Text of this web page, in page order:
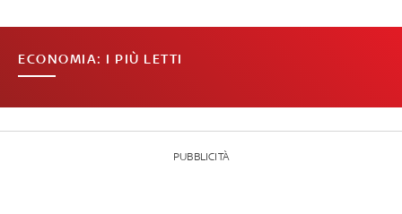
ECONOMIA: I PIÙ LETTI
PUBBLICITÀ